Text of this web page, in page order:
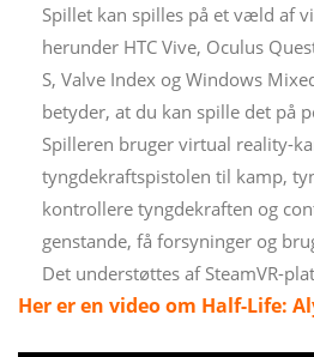
Spillet kan spilles på et væld af
herunder HTC Vive, Oculus
S, Valve Index og Windows
betyder, at du kan spille det på
Spilleren bruger virtual reality-
tyngdekraftspistolen til kamp,
kontrollere tyngdekraften og
genstande, få forsyninger og
Det understøttes af SteamVR-
Her er en video om Half-Life: